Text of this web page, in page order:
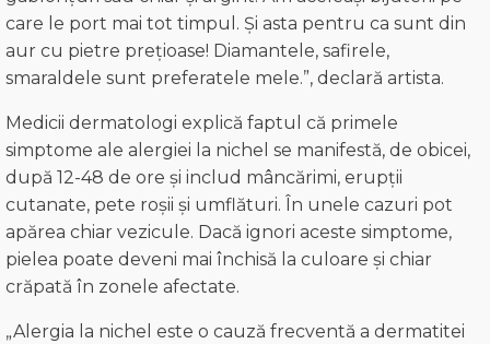
care le port mai tot timpul. Și asta pentru ca sunt din
aur cu pietre prețioase! Diamantele, safirele,
smaraldele sunt preferatele mele.”, declară artista.
Medicii dermatologi explică faptul că primele
simptome ale alergiei la nichel se manifestă, de obicei,
după 12-48 de ore și includ mâncărimi, erupții
cutanate, pete roșii și umflături. În unele cazuri pot
apărea chiar vezicule. Dacă ignori aceste simptome,
pielea poate deveni mai închisă la culoare și chiar
crăpată în zonele afectate.
„Alergia la nichel este o cauză frecventă a dermatitei